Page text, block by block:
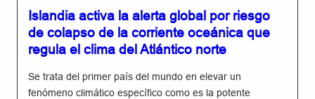
Islandia activa la alerta global por riesgo
de colapso de la corriente oceánica que
regula el clima del Atlántico norte
Se trata del primer país del mundo en elevar un
fenómeno climático específico como es la potente